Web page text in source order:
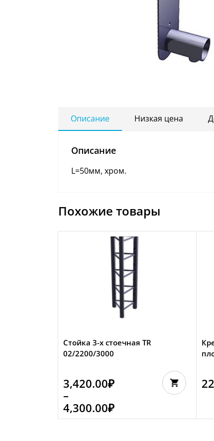
Описание Низкая цена
Описание
L=50мм, хром.
Похожие товары
Стойка 3-х стоечная TR
02/2200/3000
3,420.00₽
–
4,300.00₽